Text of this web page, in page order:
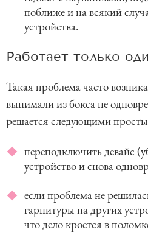
поближе и на всякий
устройства.
Работает только
Такая проблема часто
вынимали из бокса не
решается следующими
переподключить девайс
устройство и снова
если проблема не
гарнитуры на других
что дело кроется в